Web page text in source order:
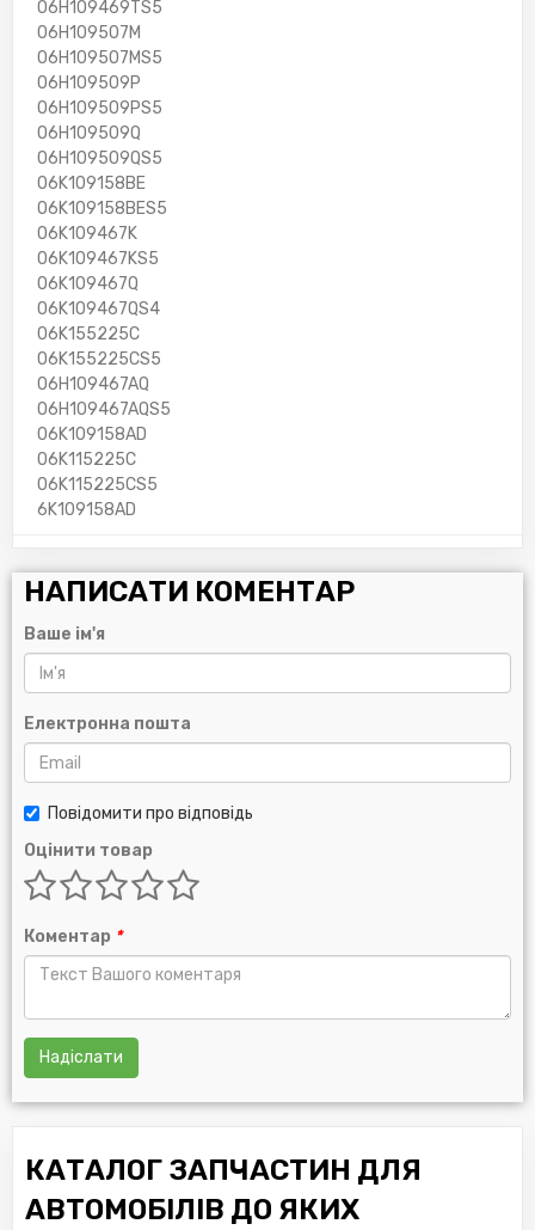
06H109469TS5
06H109507M
06H109507MS5
06H109509P
06H109509PS5
06H109509Q
06H109509QS5
06K109158BE
06K109158BES5
06K109467K
06K109467KS5
06K109467Q
06K109467QS4
06K155225C
06K155225CS5
06H109467AQ
06H109467AQS5
06K109158AD
06K115225C
06K115225CS5
6K109158AD
НАПИСАТИ КОМЕНТАР
Ваше ім'я
Електронна пошта
Повідомити про відповідь
Оцінити товар
Коментар *
Надіслати
КАТАЛОГ ЗАПЧАСТИН ДЛЯ
АВТОМОБІЛІВ ДО ЯКИХ